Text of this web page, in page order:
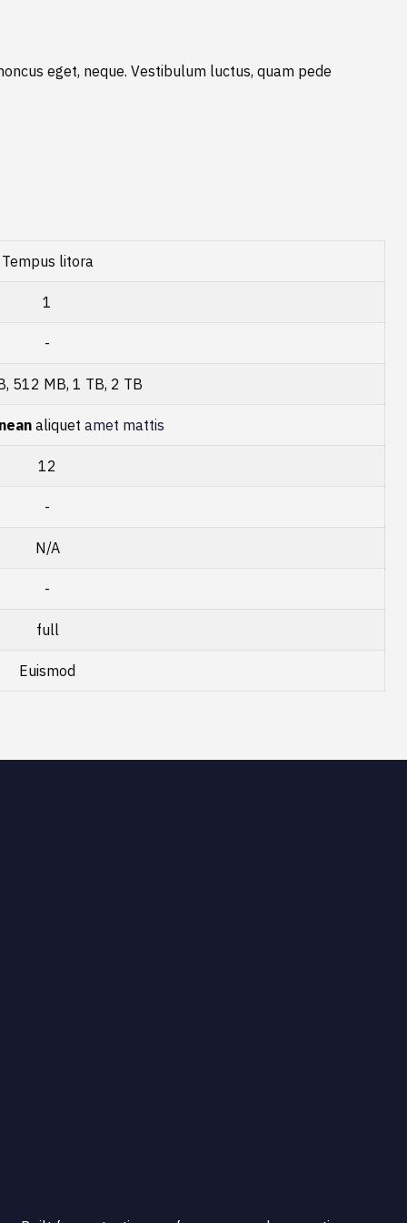
eget, neque. Vestibulum luctus, quam pede
Tempus litora
1
-
512 MB, 1 TB, 2 TB
aliquet amet mattis
12
-
N/A
-
full
Euismod